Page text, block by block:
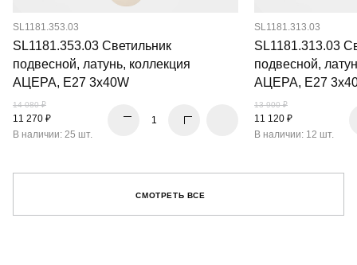
SL1181.353.03
SL1181.353.03 Светильник
подвесной, латунь, коллекция
АЦЕРА, E27 3x40W
14 080 ₽
11 270 ₽
В наличии: 25 шт.
SL1181.313.03
SL1181.313.03
подвесной,
АЦЕРА, E27
13 900 ₽
11 120 ₽
В наличии: 12 шт.
СМОТРЕТЬ ВСЕ